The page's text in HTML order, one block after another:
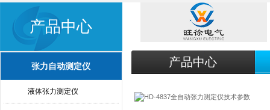
产品中心
张力自动测定仪
液体张力测定仪
产品中心